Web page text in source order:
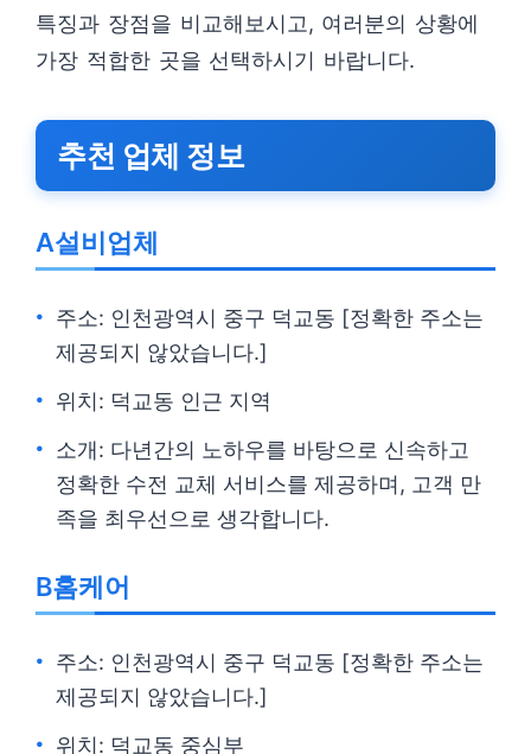
특징과 장점을 비교해보시고, 여러분의 상황에
가장 적합한 곳을 선택하시기 바랍니다.
추천 업체 정보
A설비업체
주소: 인천광역시 중구 덕교동 [정확한 주소는
제공되지 않았습니다.]
위치: 덕교동 인근 지역
소개: 다년간의 노하우를 바탕으로 신속하고
정확한 수전 교체 서비스를 제공하며, 고객 만
족을 최우선으로 생각합니다.
B홈케어
주소: 인천광역시 중구 덕교동 [정확한 주소는
제공되지 않았습니다.]
위치: 덕교동 중심부